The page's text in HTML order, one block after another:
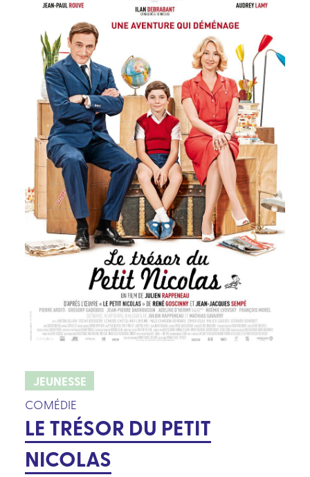
JEUNESSE
COMÉDIE
LE TRÉSOR DU PETIT
NICOLAS